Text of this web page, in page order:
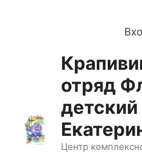
отряд
Центр